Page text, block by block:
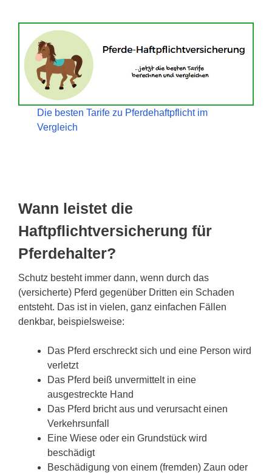
Die besten Tarife zu Pferdehaftpflicht im
Vergleich
Wann leistet die
Haftpflichtversicherung für
Pferdehalter?
Schutz besteht immer dann, wenn durch das
(versicherte) Pferd gegenüber Dritten ein Schaden
entsteht. Das ist in vielen, ganz einfachen Fällen
denkbar, beispielsweise:
Das Pferd erschreckt sich und eine Person wird
verletzt
Das Pferd beiß unvermittelt in eine
ausgestreckte Hand
Das Pferd bricht aus und verursacht einen
Verkehrsunfall
Eine Wiese oder ein Grundstück wird
beschädigt
Beschädigung von einem (fremden) Zaun oder